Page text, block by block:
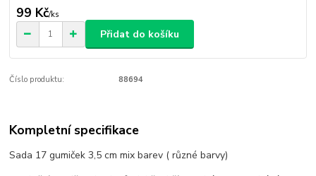
99 Kč/ks
Přidat do košíku
Číslo produktu: 88694
Kompletní specifikace
Sada 17 gumiček 3,5 cm mix barev ( různé barvy)